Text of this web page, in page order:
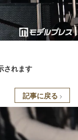
されます
記事に戻る